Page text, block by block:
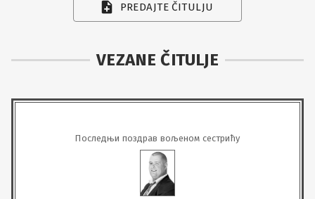
PREDAJTE ČITULJU
VEZANE ČITULJE
Последњи поздрав вољеном сестрићу